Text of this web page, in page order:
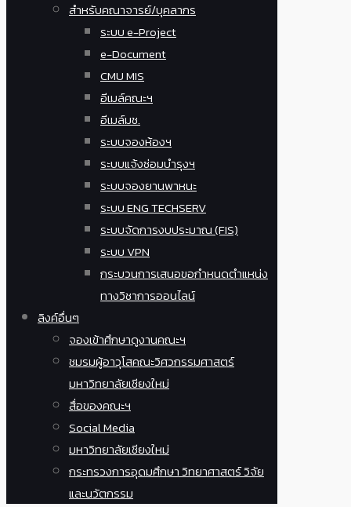
สำหรับคณาจารย์/บุคลากร
ระบบ e-Project
e-Document
CMU MIS
อีเมล์คณะฯ
อีเมล์มช.
ระบบจองห้องฯ
ระบบแจ้งซ่อมบำรุงฯ
ระบบจองยานพาหนะ
ระบบ ENG TECHSERV
ระบบจัดการงบประมาณ (FIS)
ระบบ VPN
กระบวนการเสนอขอกำหนดตำแหน่ง
ทางวิชาการออนไลน์
ลิงค์อื่นๆ
จองเข้าศึกษาดูงานคณะฯ
ชมรมผู้อาวุโสคณะวิศวกรรมศาสตร์
มหาวิทยาลัยเชียงใหม่
สื่อของคณะฯ
Social Media
มหาวิทยาลัยเชียงใหม่
กระทรวงการอุดมศึกษา วิทยาศาสตร์ วิจัย
และนวัตกรรม